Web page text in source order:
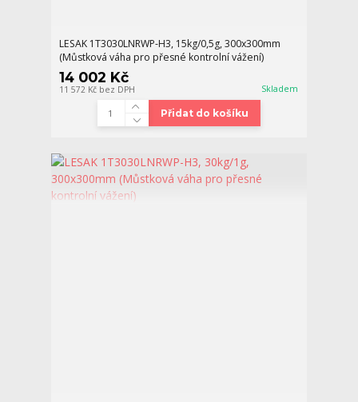
LESAK 1T3030LNRWP-H3, 15kg/0,5g, 300x300mm
(Můstková váha pro přesné kontrolní vážení)
14 002 Kč
11 572 Kč bez DPH Skladem
Přidat do košíku